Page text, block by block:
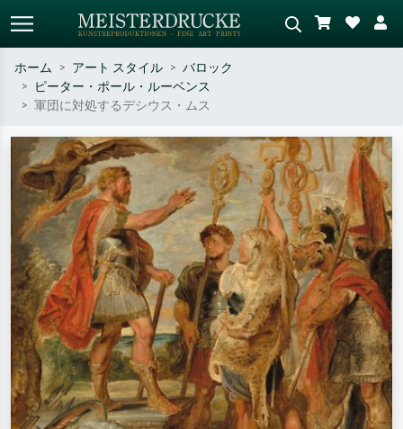
標準検索
– 例：モネ、星月夜、印象派、北
斎の波、ヌード。
緑の草原、赤の多い抽象画、暗い
油絵、木のそばの立ち姿のヌー
ド。
ホーム アート スタイル
バロック
ピーター・ポール・ルーベンス
軍団に対処するデシウス・ムス